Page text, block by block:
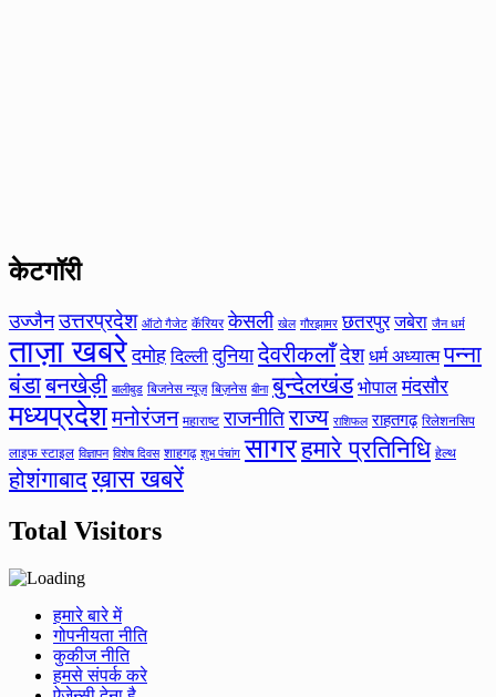
केटगॉरी
उज्जैन उत्तरप्रदेश ऑटो गैजेट कॅरियर केसली खेल गौरझामर छतरपुर जबेरा जैन धर्म
ताज़ा खबरे दमोह दिल्ली दुनिया देवरीकलाँदेश धर्म अध्यात्म पन्ना
बंडाबनखेड़ी बालीबुड बिजनेस न्यूज़ बिज़नेस बीना बुन्देलखंड भोपाल मंदसौर
मध्यप्रदेशमनोरंजन महाराष्ट राजनीतिराज्य राशिफल राहतगढ़ रिलेशनसिप
लाइफ स्टाइल विज्ञापन विशेष दिवस शाहगढ़ शुभ पंचांग सागरहमारे प्रतिनिधि हेल्थ
होशंगाबादख़ास खबरें
Total Visitors
हमारे बारे में
गोपनीयता नीति
कुकीज नीति
हमसे संपर्क करे